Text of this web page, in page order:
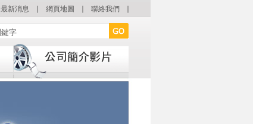
最新消息 網頁地圖 聯絡我們